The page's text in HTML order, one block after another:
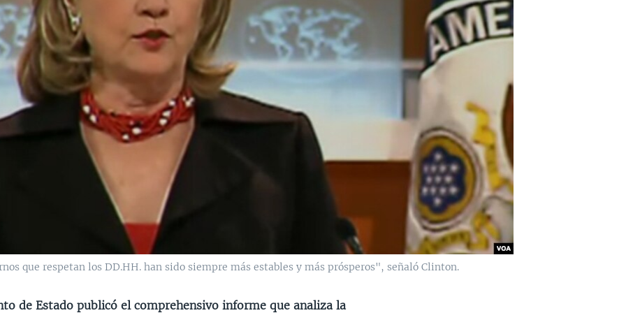
que respetan los DD.HH. han sido siempre más estables y más prósperos", señaló Clinton.
de Estado publicó el comprehensivo informe que analiza la